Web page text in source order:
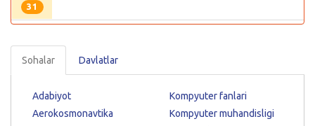
31
Sohalar Davlatlar
Adabiyot
Aerokosmonavtika
Kompyuter fanlari
Kompyuter muhandisligi